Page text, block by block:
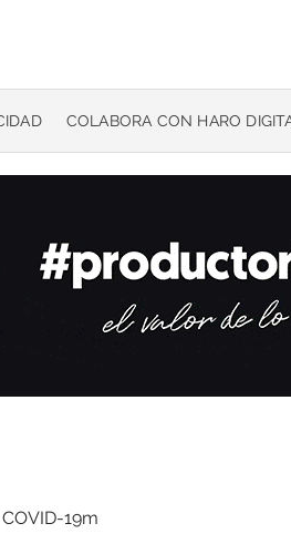
COLABORA CON HARO
19m